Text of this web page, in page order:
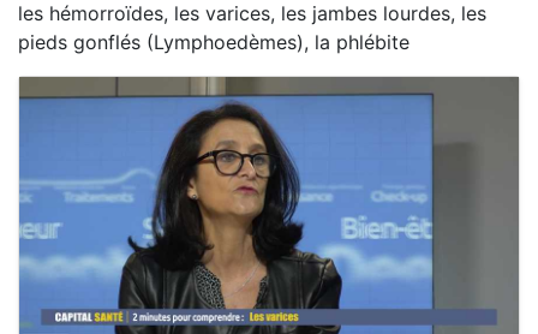
les hémorroïdes, les varices, les jambes lourdes, les
pieds gonflés (Lymphoedèmes), la phlébite